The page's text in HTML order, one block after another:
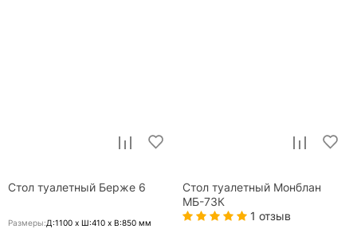
Стол туалетный Берже 6
Размеры:Д:1100 x Ш:410 x В:850 мм
Стол туалетный Монблан
МБ-73К
1 отзыв